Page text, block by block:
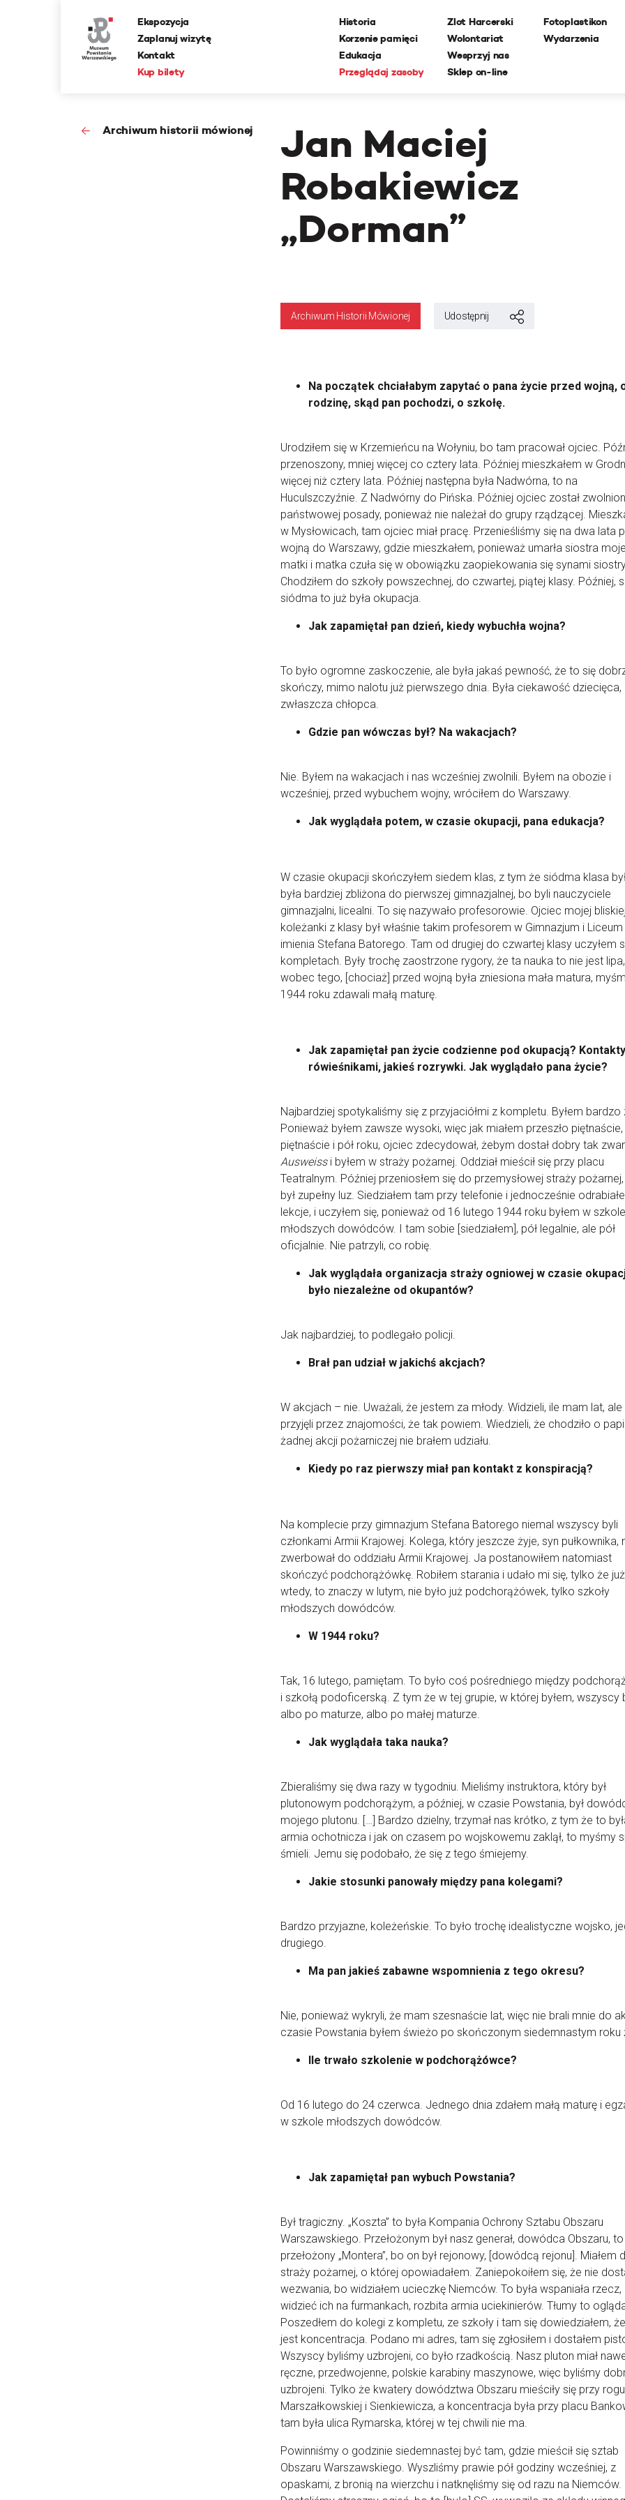
Ekspozycja
Zaplanuj wizytę
Kontakt
Kup bilety
Historia
Korzenie pamięci
Edukacja
Przeglądaj zasoby
Zlot Harcerski
Wolontariat
Wesprzyj nas
Sklep on-line
Fotoplastikon
Wydarzenia
Archiwum historii mówionej
Jan Maciej
Robakiewicz
„Dorman”
Archiwum Historii Mówionej Udostępnij
Na początek chciałabym zapytać o pana życie przed wojną,
rodzinę, skąd pan pochodzi, o szkołę.
Urodziłem się w Krzemieńcu na Wołyniu, bo tam pracował ojciec.
przenoszony, mniej więcej co cztery lata. Później mieszkałem w
więcej niż cztery lata. Później następna była Nadwórna, to na
Huculszczyźnie. Z Nadwórny do Pińska. Później ojciec został
państwowej posady, ponieważ nie należał do grupy rządzącej.
w Mysłowicach, tam ojciec miał pracę. Przenieśliśmy się na dwa lata
wojną do Warszawy, gdzie mieszkałem, ponieważ umarła siostra
matki i matka czuła się w obowiązku zaopiekowania się synami
Chodziłem do szkoły powszechnej, do czwartej, piątej klasy. Później,
siódma to już była okupacja.
Jak zapamiętał pan dzień, kiedy wybuchła wojna?
To było ogromne zaskoczenie, ale była jakaś pewność, że to się
skończy, mimo nalotu już pierwszego dnia. Była ciekawość dziecięca,
zwłaszcza chłopca.
Gdzie pan wówczas był? Na wakacjach?
Nie. Byłem na wakacjach i nas wcześniej zwolnili. Byłem na obozie i
wcześniej, przed wybuchem wojny, wróciłem do Warszawy.
Jak wyglądała potem, w czasie okupacji, pana edukacja?
W czasie okupacji skończyłem siedem klas, z tym że siódma klasa
była bardziej zbliżona do pierwszej gimnazjalnej, bo byli nauczyciele
gimnazjalni, licealni. To się nazywało profesorowie. Ojciec mojej
koleżanki z klasy był właśnie takim profesorem w Gimnazjum i Liceum
imienia Stefana Batorego. Tam od drugiej do czwartej klasy uczyłem
kompletach. Były trochę zaostrzone rygory, że ta nauka to nie jest lipa,
wobec tego, [chociaż] przed wojną była zniesiona mała matura,
1944 roku zdawali małą maturę.
Jak zapamiętał pan życie codzienne pod okupacją?
rówieśnikami, jakieś rozrywki. Jak wyglądało pana życie?
Najbardziej spotykaliśmy się z przyjaciółmi z kompletu. Byłem bardzo
Ponieważ byłem zawsze wysoki, więc jak miałem przeszło piętnaście,
piętnaście i pół roku, ojciec zdecydował, żebym dostał dobry tak
Ausweissi byłem w straży pożarnej. Oddział mieścił się przy placu
Teatralnym. Później przeniosłem się do przemysłowej straży
był zupełny luz. Siedziałem tam przy telefonie i jednocześnie
lekcje, i uczyłem się, ponieważ od 16 lutego 1944 roku byłem w szkole
młodszych dowódców. I tam sobie [siedziałem], pół legalnie, ale pół
oficjalnie. Nie patrzyli, co robię.
Jak wyglądała organizacja straży ogniowej w czasie
było niezależne od okupantów?
Jak najbardziej, to podlegało policji.
Brał pan udział w jakichś akcjach?
W akcjach – nie. Uważali, że jestem za młody. Widzieli, ile mam lat, ale
przyjęli przez znajomości, że tak powiem. Wiedzieli, że chodziło o
żadnej akcji pożarniczej nie brałem udziału.
Kiedy po raz pierwszy miał pan kontakt z konspiracją?
Na komplecie przy gimnazjum Stefana Batorego niemal wszyscy byli
członkami Armii Krajowej. Kolega, który jeszcze żyje, syn pułkownika,
zwerbował do oddziału Armii Krajowej. Ja postanowiłem natomiast
skończyć podchorążówkę. Robiłem starania i udało mi się, tylko że już
wtedy, to znaczy w lutym, nie było już podchorążówek, tylko szkoły
młodszych dowódców.
W 1944 roku?
Tak, 16 lutego, pamiętam. To było coś pośredniego między
i szkołą podoficerską. Z tym że w tej grupie, w której byłem, wszyscy
albo po maturze, albo po małej maturze.
Jak wyglądała taka nauka?
Zbieraliśmy się dwa razy w tygodniu. Mieliśmy instruktora, który był
plutonowym podchorążym, a później, w czasie Powstania, był
mojego plutonu. […] Bardzo dzielny, trzymał nas krótko, z tym że to
armia ochotnicza i jak on czasem po wojskowemu zaklął, to myśmy
śmieli. Jemu się podobało, że się z tego śmiejemy.
Jakie stosunki panowały między pana kolegami?
Bardzo przyjazne, koleżeńskie. To było trochę idealistyczne wojsko,
drugiego.
Ma pan jakieś zabawne wspomnienia z tego okresu?
Nie, ponieważ wykryli, że mam szesnaście lat, więc nie brali mnie do
czasie Powstania byłem świeżo po skończonym siedemnastym roku
Ile trwało szkolenie w podchorążówce?
Od 16 lutego do 24 czerwca. Jednego dnia zdałem małą maturę i
w szkole młodszych dowódców.
Jak zapamiętał pan wybuch Powstania?
Był tragiczny. „Koszta” to była Kompania Ochrony Sztabu Obszaru
Warszawskiego. Przełożonym był nasz generał, dowódca Obszaru, to
przełożony „Montera”, bo on był rejonowy, [dowódcą rejonu]. Miałem
straży pożarnej, o której opowiadałem. Zaniepokoiłem się, że nie
wezwania, bo widziałem ucieczkę Niemców. To była wspaniała rzecz,
widzieć ich na furmankach, rozbita armia uciekinierów. Tłumy to
Poszedłem do kolegi z kompletu, ze szkoły i tam się dowiedziałem,
jest koncentracja. Podano mi adres, tam się zgłosiłem i dostałem
Wszyscy byliśmy uzbrojeni, co było rzadkością. Nasz pluton miał
ręczne, przedwojenne, polskie karabiny maszynowe, więc byliśmy
uzbrojeni. Tylko że kwatery dowództwa Obszaru mieściły się przy rogu
Marszałkowskiej i Sienkiewicza, a koncentracja była przy placu
tam była ulica Rymarska, której w tej chwili nie ma.
Powinniśmy o godzinie siedemnastej być tam, gdzie mieścił się sztab
Obszaru Warszawskiego. Wyszliśmy prawie pół godziny wcześniej, z
opaskami, z bronią na wierzchu i natknęliśmy się od razu na Niemców.